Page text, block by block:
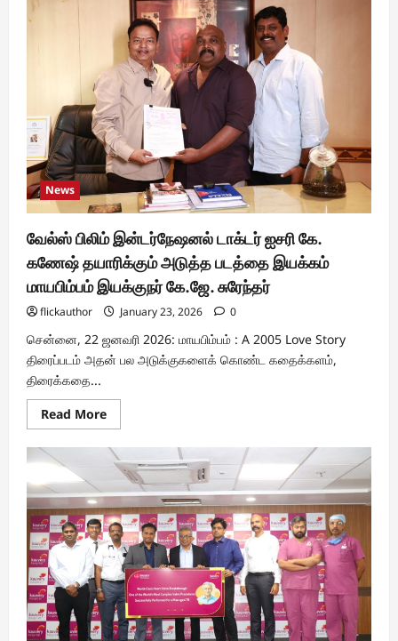
பதித்த
இசையமைப்பாளர்
ஹேஷம்
அப்துல்
வஹாப்
(Hesham
Abdul
Wahab
)!!
News
வேல்ஸ் பிலிம் இன்டர்நேஷனல் டாக்டர் ஐசரி கே.
கணேஷ் தயாரிக்கும் அடுத்த படத்தை இயக்கம்
மாயபிம்பம் இயக்குநர் கே.ஜே. சுரேந்தர்
flickauthor January 23, 2026 0
சென்னை, 22 ஜனவரி 2026: மாயபிம்பம் : A 2005 Love Story
திரைப்படம் அதன் பல அடுக்குகளைக் கொண்ட கதைக்களம்,
திரைக்கதை...
Read MoreRead
more
வேல்ஸ்
பிலிம்
இன்டர்நேஷனல்
டாக்டர்
ஐசரி
கே.
கணேஷ்
தயாரிக்கும்
அடுத்த
படத்தை
இயக்கம்
மாயபிம்பம்
இயக்குநர்
கே.ஜே.
சுரேந்தர்